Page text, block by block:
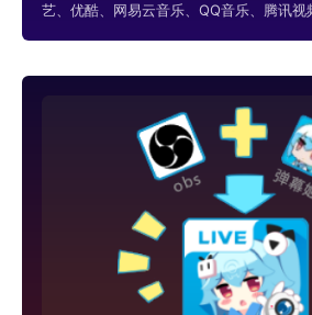
艺、优酷、网易云音乐、QQ音乐、腾讯视